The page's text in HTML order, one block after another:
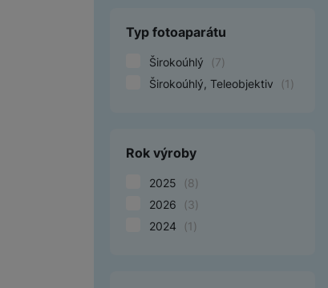
Typ fotoaparátu
Širokoúhlý (7)
Širokoúhlý, Teleobjektiv
(1 )
Rok výroby
2025 (8)
2026
(3)
2024
(1 )